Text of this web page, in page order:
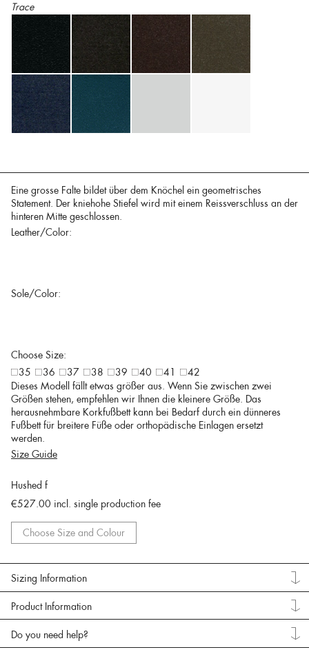
Trace
Eine grosse Falte bildet über dem Knöchel ein geometrisches
Statement. Der kniehohe Stiefel wird mit einem Reissverschluss an der
hinteren Mitte geschlossen.
Leather/Color:
Sole/Color:
Choose Size:
35
36 37 38 39 40 41
42
Dieses Modell fällt etwas größer aus. Wenn Sie zwischen zwei
Größen stehen, empfehlen wir Ihnen die kleinere Größe. Das
herausnehmbare Korkfußbett kann bei Bedarf durch ein dünneres
Fußbett für breitere Füße oder orthopädische Einlagen ersetzt
werden.
Size Guide
Hushed f
€527.00 incl. single production fee
Choose Size and Colour
Sizing Information
Product Information
Do you need help?